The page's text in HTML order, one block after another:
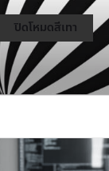
ปิดโหมดสีเทา